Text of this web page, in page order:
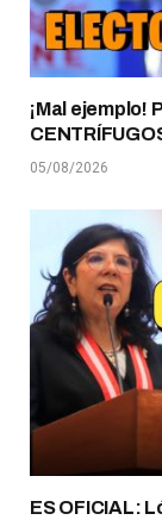
¡Mal ejemplo!
05/08/2026
ES OFICIAL: